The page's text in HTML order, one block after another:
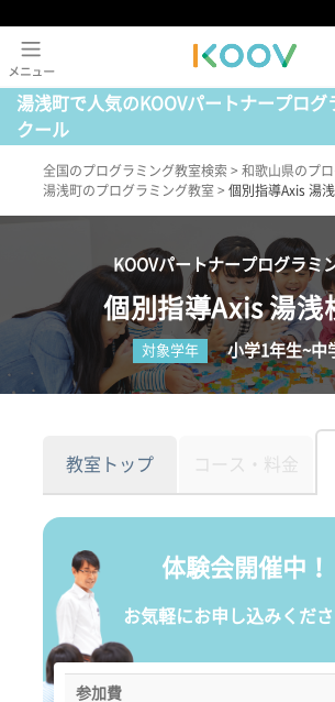
湯浅町で人気のKOOVパートナープログ
クール
全国のプログラミング教室検索 > 和歌山県のプ
湯浅町のプログラミング教室 > 個別指導Axis 湯
KOOVパートナープログラミ
個別指導Axis 湯浅
対象学年 小学1年生~中
教室トップ コース・料金
体験会開催中！
お気軽にお申し込みくだ
参加費